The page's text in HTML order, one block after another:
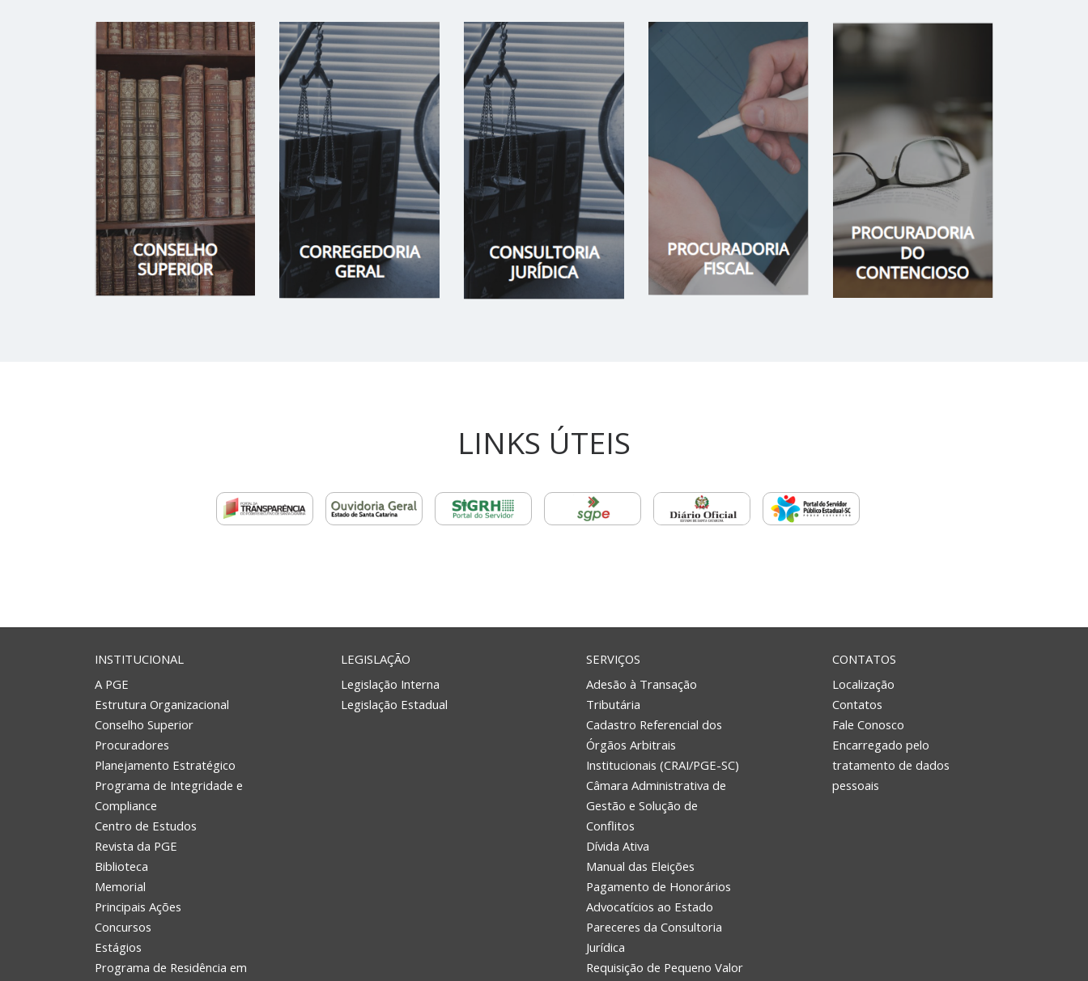
LINKS ÚTEIS
INSTITUCIONAL
A PGE
Estrutura Organizacional
Conselho Superior
Procuradores
Planejamento Estratégico
Programa de Integridade e
Compliance
Centro de Estudos
Revista da PGE
Biblioteca
Memorial
Principais Ações
Concursos
Estágios
Programa de Residência em
LEGISLAÇÃO
Legislação Interna
Legislação Estadual
SERVIÇOS
Adesão à Transação
Tributária
Cadastro Referencial dos
Órgãos Arbitrais
Institucionais (CRAI/PGE-SC)
Câmara Administrativa de
Gestão e Solução de
Conflitos
Dívida Ativa
Manual das Eleições
Pagamento de Honorários
Advocatícios ao Estado
Pareceres da Consultoria
Jurídica
Requisição de Pequeno Valor
CONTATOS
Localização
Contatos
Fale Conosco
Encarregado pelo
tratamento de dados
pessoais